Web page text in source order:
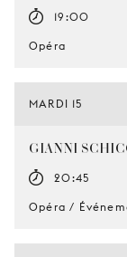
19:00
Opéra
MARDI 15
GIANNI
20:45
Opéra /